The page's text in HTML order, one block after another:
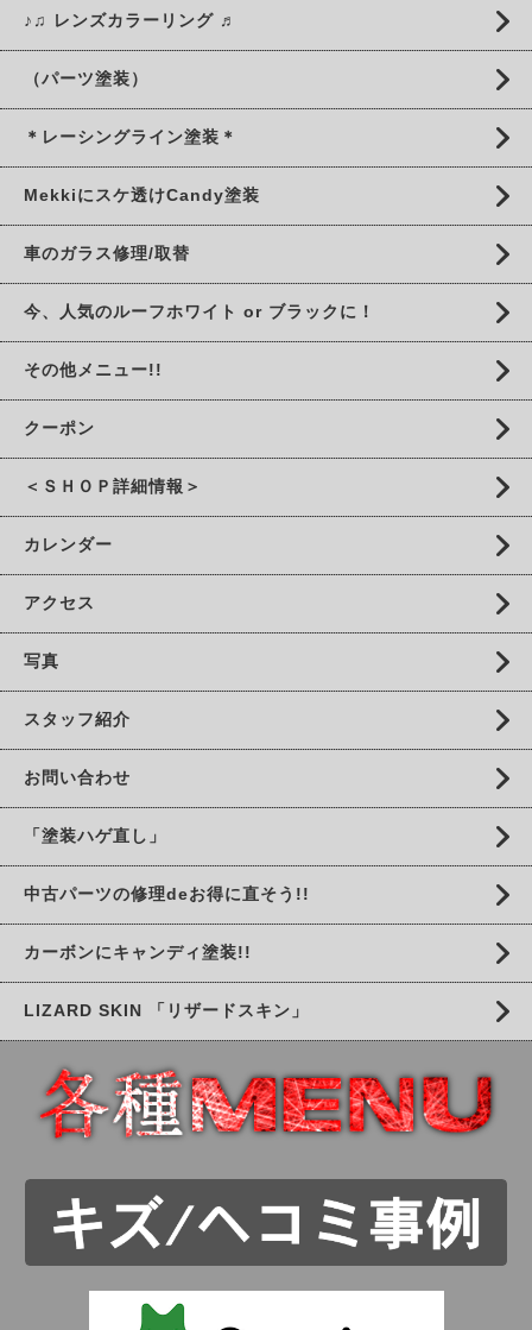
♪♫ レンズカラーリング ♬
（パーツ塗装）
＊レーシングライン塗装＊
Mekkiにスケ透けCandy塗装
車のガラス修理/取替
今、人気のルーフホワイト or ブラックに！
その他メニュー!!
クーポン
＜ＳＨＯＰ詳細情報＞
カレンダー
アクセス
写真
スタッフ紹介
お問い合わせ
「塗装ハゲ直し」
中古パーツの修理deお得に直そう!!
カーボンにキャンディ塗装!!
LIZARD SKIN 「リザードスキン」